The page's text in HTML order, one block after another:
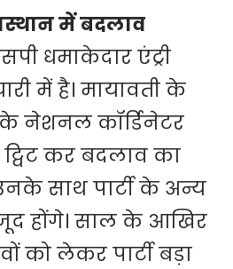
में बदलाव
धमाकेदार एंट्री
में है। मायावती के
के नेशनल कॉर्डिनेटर
कर बदलाव का
साथ पार्टी के अन्य
होंगे। साल के आखिर
को लेकर पार्टी बड़ा